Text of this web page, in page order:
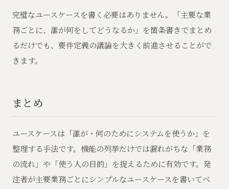
完璧なユースケースを書く必要はありません。「主要な業
務ごとに、誰が何をしてどうなるか」を箇条書きでまとめ
るだけでも、要件定義の議論を大きく前進させることがで
きます。
まとめ
ユースケースは「誰が・何のためにシステムを使うか」を
整理する手法です。機能の列挙だけでは漏れがちな「業務
の流れ」や「使う人の目的」を捉えるために有効です。発
注者が主要業務ごとにシンプルなユースケースを書いてベ